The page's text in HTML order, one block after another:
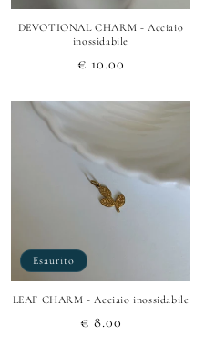
DEVOTIONAL CHARM - Acciaio
inossidabile
Prezzo
listino
€ 10.00
Esaurito
LEAF CHARM - Acciaio inossidabile
Prezzo
€ 8.00